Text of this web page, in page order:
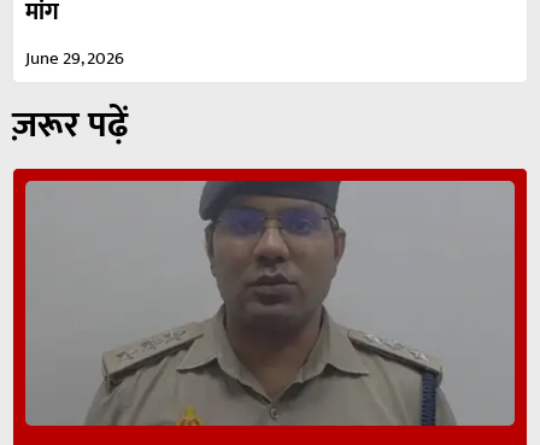
मांग
June 29, 2026
ज़रूर पढ़ें